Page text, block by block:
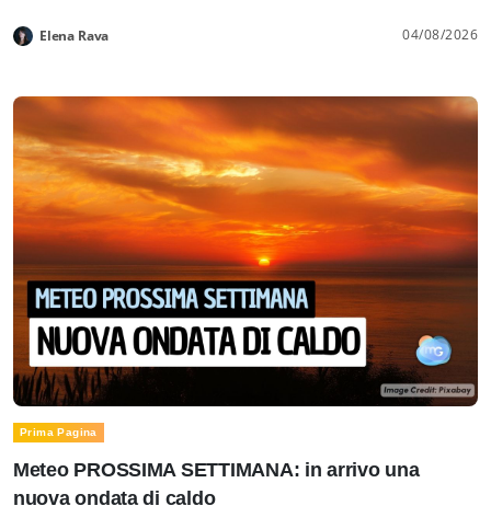
Elena Rava 04/08/2026
Prima Pagina
Meteo PROSSIMA SETTIMANA: in arrivo una
nuova ondata di caldo